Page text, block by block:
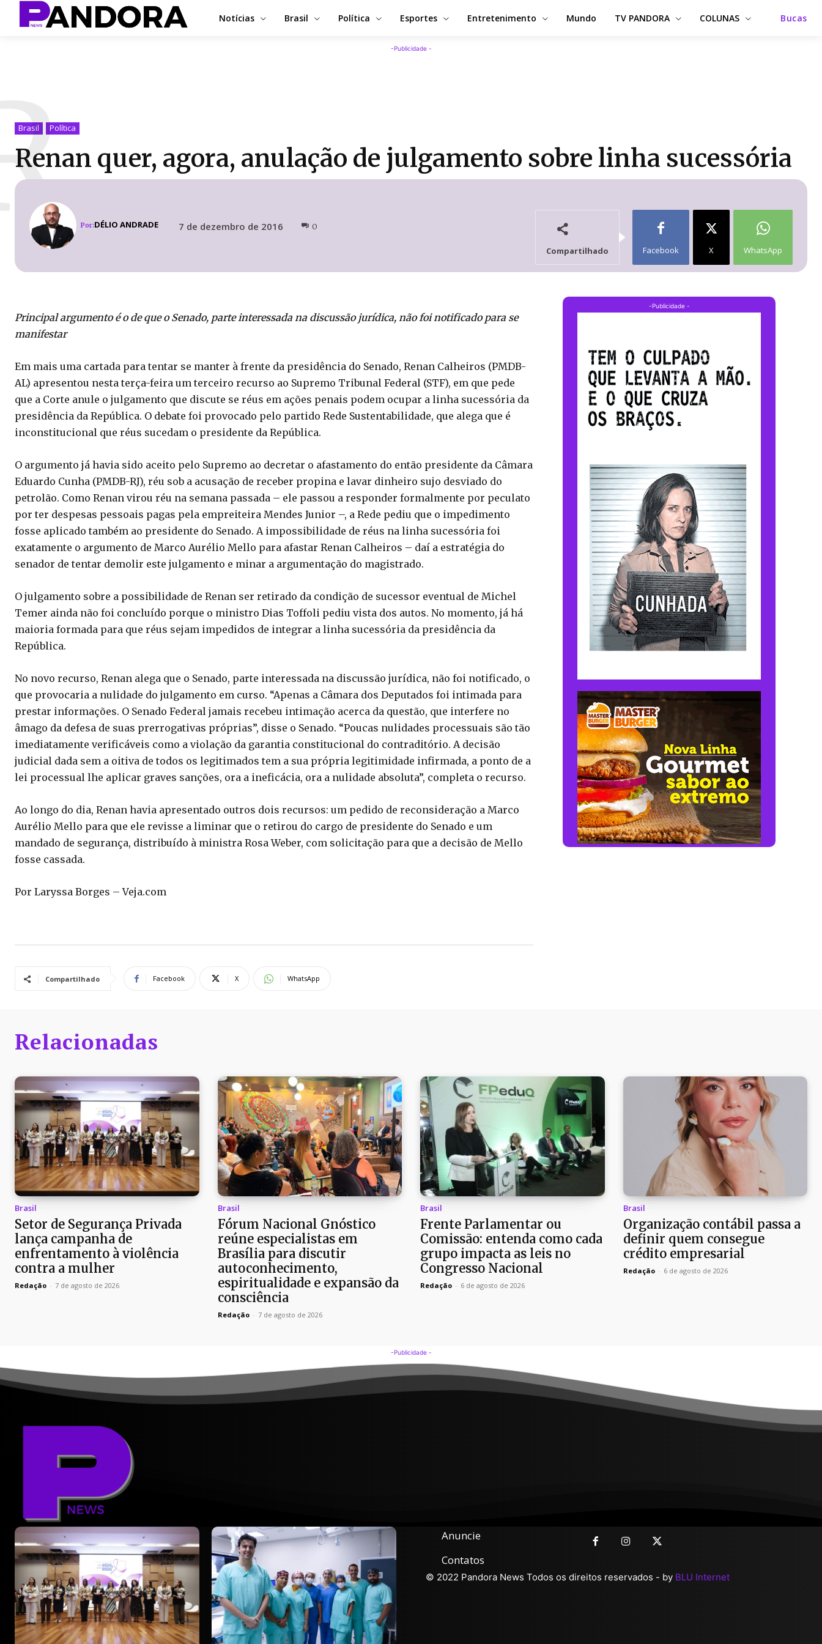
Notícias Brasil Política Esportes Entretenimento Mundo TV PANDORA COLUNAS Bucas
-Publicidade -
Brasil Política
Renan quer, agora, anulação de julgamento sobre linha sucessória
Por:DÉLIO ANDRADE 7 de dezembro de 2016 0
Compartilhado Facebook X WhatsApp
Principal argumento é o de que o Senado, parte interessada na discussão jurídica, não foi notificado para se
manifestar
Em mais uma cartada para tentar se manter à frente da presidência do Senado, Renan Calheiros (PMDB-
AL) apresentou nesta terça-feira um terceiro recurso ao Supremo Tribunal Federal (STF), em que pede
que a Corte anule o julgamento que discute se réus em ações penais podem ocupar a linha sucessória da
presidência da República. O debate foi provocado pelo partido Rede Sustentabilidade, que alega que é
inconstitucional que réus sucedam o presidente da República.
O argumento já havia sido aceito pelo Supremo ao decretar o afastamento do então presidente da Câmara
Eduardo Cunha (PMDB-RJ), réu sob a acusação de receber propina e lavar dinheiro sujo desviado do
petrolão. Como Renan virou réu na semana passada – ele passou a responder formalmente por peculato
por ter despesas pessoais pagas pela empreiteira Mendes Junior –, a Rede pediu que o impedimento
fosse aplicado também ao presidente do Senado. A impossibilidade de réus na linha sucessória foi
exatamente o argumento de Marco Aurélio Mello para afastar Renan Calheiros – daí a estratégia do
senador de tentar demolir este julgamento e minar a argumentação do magistrado.
O julgamento sobre a possibilidade de Renan ser retirado da condição de sucessor eventual de Michel
Temer ainda não foi concluído porque o ministro Dias Toffoli pediu vista dos autos. No momento, já há
maioria formada para que réus sejam impedidos de integrar a linha sucessória da presidência da
República.
No novo recurso, Renan alega que o Senado, parte interessada na discussão jurídica, não foi notificado, o
que provocaria a nulidade do julgamento em curso. “Apenas a Câmara dos Deputados foi intimada para
prestar informações. O Senado Federal jamais recebeu intimação acerca da questão, que interfere no
âmago da defesa de suas prerrogativas próprias”, disse o Senado. “Poucas nulidades processuais são tão
imediatamente verificáveis como a violação da garantia constitucional do contraditório. A decisão
judicial dada sem a oitiva de todos os legitimados tem a sua própria legitimidade infirmada, a ponto de a
lei processual lhe aplicar graves sanções, ora a ineficácia, ora a nulidade absoluta”, completa o recurso.
Ao longo do dia, Renan havia apresentado outros dois recursos: um pedido de reconsideração a Marco
Aurélio Mello para que ele revisse a liminar que o retirou do cargo de presidente do Senado e um
mandado de segurança, distribuído à ministra Rosa Weber, com solicitação para que a decisão de Mello
fosse cassada.
Por Laryssa Borges – Veja.com
Compartilhado Facebook X WhatsApp
-Publicidade -
Relacionadas
Brasil
Setor de Segurança Privada
lança campanha de
enfrentamento à violência
contra a mulher
Redação - 7 de agosto de 2026
Brasil
Fórum Nacional Gnóstico
reúne especialistas em
Brasília para discutir
autoconhecimento,
espiritualidade e expansão da
consciência
Redação - 7 de agosto de 2026
Brasil
Frente Parlamentar ou
Comissão: entenda como cada
grupo impacta as leis no
Congresso Nacional
Redação - 6 de agosto de 2026
Brasil
Organização contábil passa a
definir quem consegue
crédito empresarial
Redação - 6 de agosto de 2026
-Publicidade -
Anuncie
Contatos
© 2022 Pandora News Todos os direitos reservados - by BLU Internet